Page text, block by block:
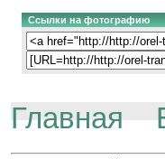
Ссылки на фотографию
Главная